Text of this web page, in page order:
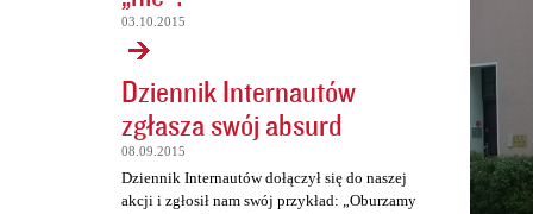
03.10.2015
Dziennik Internautów
zgłasza swój absurd
08.09.2015
Dziennik Internautów dołączył się do naszej
akcji i zgłosił nam swój przykład: „Oburzamy